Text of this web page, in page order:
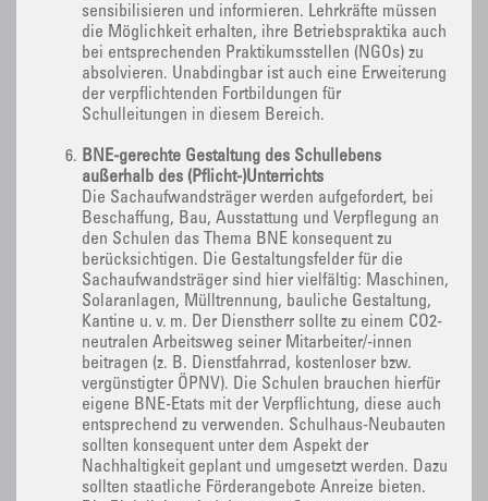
sensibilisieren und informieren. Lehrkräfte müssen
die Möglichkeit erhalten, ihre Betriebspraktika auch
bei entsprechenden Praktikumsstellen (NGOs) zu
absolvieren. Unabdingbar ist auch eine Erweiterung
der verpflichtenden Fortbildungen für
Schulleitungen in diesem Bereich.
BNE-gerechte Gestaltung des Schullebens
außerhalb des (Pflicht-)Unterrichts
Die Sachaufwandsträger werden aufgefordert, bei
Beschaffung, Bau, Ausstattung und Verpflegung an
den Schulen das Thema BNE konsequent zu
berücksichtigen. Die Gestaltungsfelder für die
Sachaufwandsträger sind hier vielfältig: Maschinen,
Solaranlagen, Mülltrennung, bauliche Gestaltung,
Kantine u. v. m. Der Dienstherr sollte zu einem CO2-
neutralen Arbeitsweg seiner Mitarbeiter/-innen
beitragen (z. B. Dienstfahrrad, kostenloser bzw.
vergünstigter ÖPNV). Die Schulen brauchen hierfür
eigene BNE-Etats mit der Verpflichtung, diese auch
entsprechend zu verwenden. Schulhaus-Neubauten
sollten konsequent unter dem Aspekt der
Nachhaltigkeit geplant und umgesetzt werden. Dazu
sollten staatliche Förderangebote Anreize bieten.